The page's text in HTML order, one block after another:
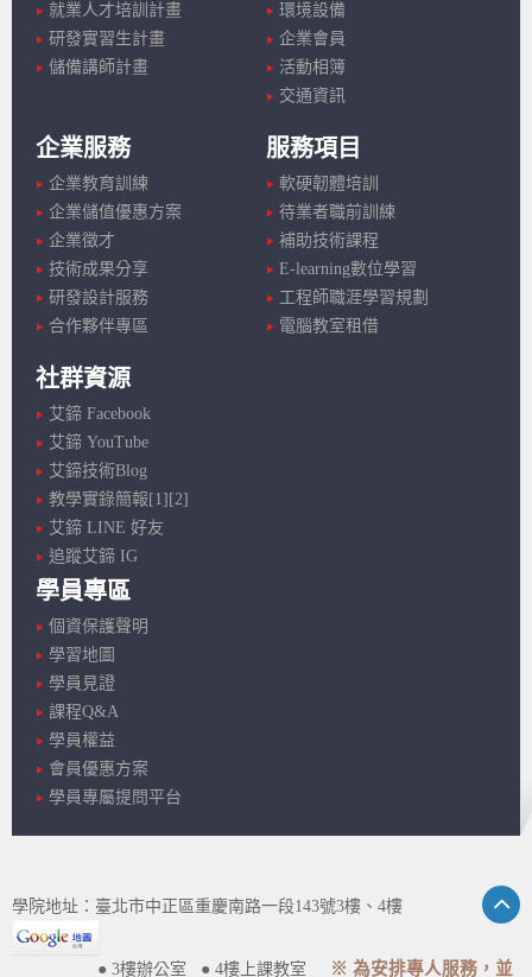
就業人才培訓計畫
研發實習生計畫
儲備講師計畫
環境設備
企業會員
活動相簿
交通資訊
企業服務
企業教育訓練
企業儲值優惠方案
企業徵才
技術成果分享
研發設計服務
合作夥伴專區
服務項目
軟硬韌體培訓
待業者職前訓練
補助技術課程
E-learning數位學習
工程師職涯學習規劃
電腦教室租借
社群資源
艾鍗 Facebook
艾鍗 YouTube
艾鍗技術Blog
教學實錄簡報[1] [2]
艾鍗 LINE 好友
追蹤艾鍗 IG
學員專區
個資保護聲明
學習地圖
學員見證
課程Q&A
學員權益
會員優惠方案
學員專屬提問平台
學院地址：臺北市中正區重慶南路一段143號3樓、4樓
● 3樓辦公室 ● 4樓上課教室 ※ 為安排專人服務，並